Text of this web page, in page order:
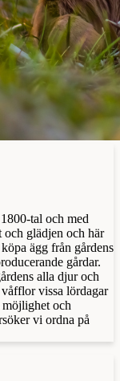
tal och med
glädjen och här
ägg från gårdens
gårdar.
alla djur och
vissa lördagar
och
vi ordna på